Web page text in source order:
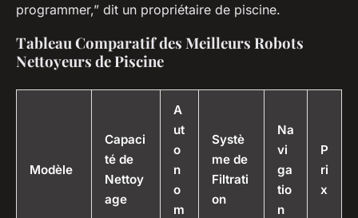
programmer,” dit un propriétaire de piscine.
Tableau Comparatif des Meilleurs Robots
Nettoyeurs de Piscine
Modèle
Capaci
té de
Nettoy
age
A
ut
o
n
o
m
Systè
me de
Filtrati
on
Na
vi
ga
tio
n
P
ri
x